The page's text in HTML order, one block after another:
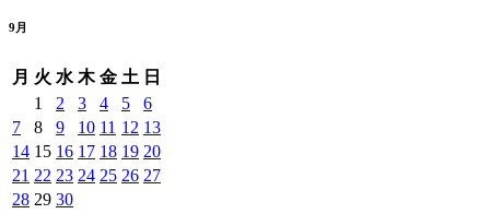
9 月
月 火 水 木 金 土 日
1
2 3 4 5
6
7
8 9 10 11 12 13
14 15 16 17 18 19 20
21 22 23 24 25 26 27
28 29 30